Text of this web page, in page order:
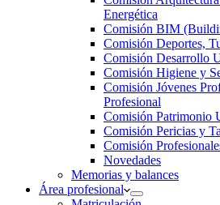
Energética
Comisión BIM
Comisión Deportes,
Comisión Desarrollo
Comisión Higiene y
Comisión Jóvenes
Profesional
Comisión Patrimonio
Comisión Pericias y
Comisión
Novedades
Memorias y balances
Área profesional